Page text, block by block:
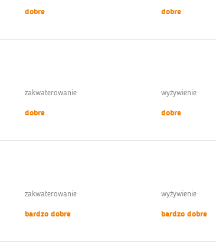
dobre
dobre
zakwaterowanie
dobre
wyżywienie
dobre
zakwaterowanie
bardzo dobre
wyżywienie
bardzo dobre